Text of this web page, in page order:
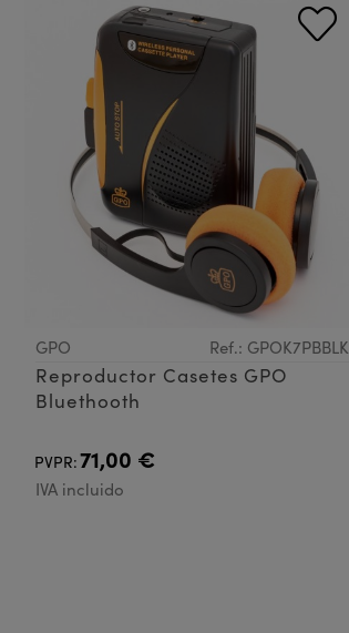
GPO Ref.: GPOK7PBBLK
Reproductor Casetes GPO
Bluethooth
PVPR:71,00 €
IVA incluido